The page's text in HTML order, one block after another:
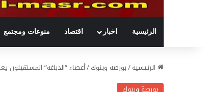
الرئيسية اخبار اقتصاد منوعات ومجتمع
الرئيسية/بورصة وبنوك/أعضاء “الدباغة” المستقيلون
بورصة وبنوك